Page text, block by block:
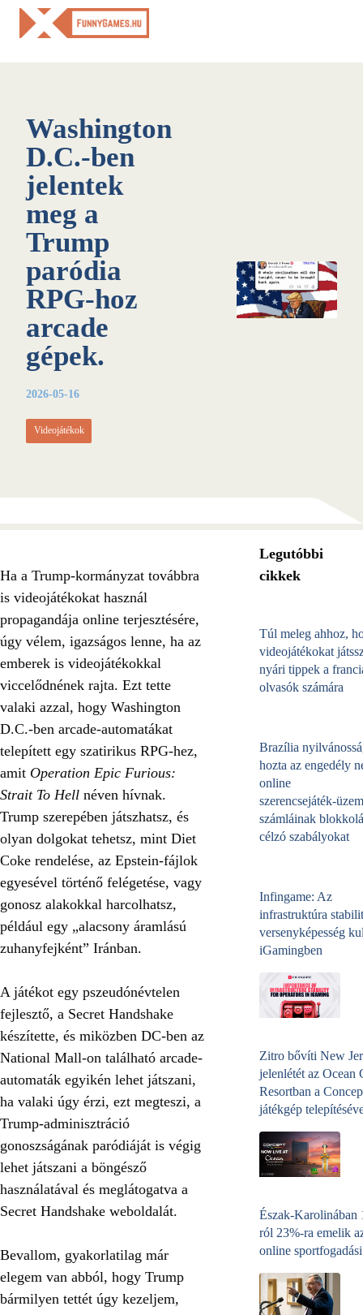
Skip
Washington
D.C.-ben
jelentek
meg a
Trump
paródia
RPG-hoz
arcade
gépek.
2026-05-16
Videojátékok
Ha a Trump-kormányzat továbbra
is videojátékokat használ
propagandája online terjesztésére,
úgy vélem, igazságos lenne, ha az
emberek is videojátékokkal
viccelődnének rajta. Ezt tette
valaki azzal, hogy Washington
D.C.-ben arcade-automatákat
telepített egy szatirikus RPG-hez,
amit Operation Epic Furious:
Strait To Hell néven hívnak.
Trump szerepében játszhatsz, és
olyan dolgokat tehetsz, mint Diet
Coke rendelése, az Epstein-fájlok
egyesével történő felégetése, vagy
gonosz alakokkal harcolhatsz,
például egy „alacsony áramlású
zuhanyfejként” Iránban.
A játékot egy pszeudónévtelen
fejlesztő, a Secret Handshake
készítette, és miközben DC-ben az
National Mall-on található arcade-
automaták egyikén lehet játszani,
ha valaki úgy érzi, ezt megteszi, a
Trump-adminisztráció
gonoszságának paródiáját is végig
lehet játszani a böngésző
használatával és meglátogatva a
Secret Handshake weboldalát.
Bevallom, gyakorlatilag már
elegem van abból, hogy Trump
bármilyen tettét úgy kezeljem,
Legutóbbi
cikkek
Túl meleg ahhoz,
videojátékokat
nyári tippek a
olvasók számára
Brazília
hozta az engedély
online
számláinak
célzó szabályokat
Infingame: Az
infrastruktúra
versenyképesség
iGamingben
Zitro bővíti New
jelenlétét az Ocean
Resortban a
játékgép
Észak-Karolinában
ról 23%-ra emelik
online